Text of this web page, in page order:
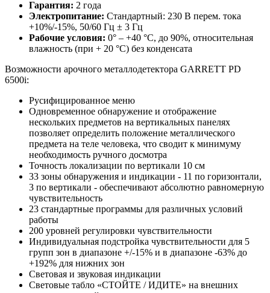
Гарантия: 2 года
Электропитание: Стандартный: 230 В перем. тока
+10%/-15%, 50/60 Гц ± 3 Гц
Рабочие условия: 0° – +40 °С, до 90%, относительная
влажность (при + 20 °С) без конденсата
Возможности арочного металлодетектора GARRETT PD
6500i:
Русифицированное меню
Одновременное обнаружение и отображение
нескольких предметов на вертикальных панелях
позволяет определить положение металлического
предмета на теле человека, что сводит к минимуму
необходимость ручного досмотра
Точность локализации по вертикали 10 см
33 зоны обнаружения и индикации - 11 по горизонтали,
3 по вертикали - обеспечивают абсолютно равномерную
чувствительность
23 стандартные программы для различных условий
работы
200 уровней регулировки чувствительности
Индивидуальная подстройка чувствительности для 5
групп зон в диапазоне +/-15% и в диапазоне -63% до
+192% для нижних зон
Световая и звуковая индикации
Cветовые табло «СТОЙТЕ / ИДИТЕ» на внешних